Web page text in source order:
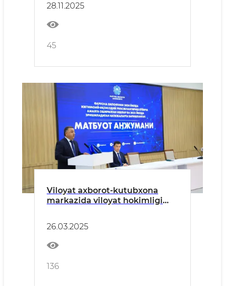
28.11.2025
45
Viloyat axborot-kutubxona
markazida viloyat hokimligi
26.03.2025
136